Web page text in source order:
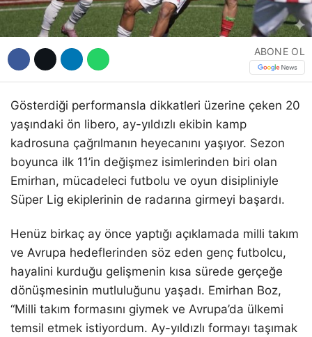
ABONE OL
Gösterdiği performansla dikkatleri üzerine çeken 20
yaşındaki ön libero, ay-yıldızlı ekibin kamp
kadrosuna çağrılmanın heyecanını yaşıyor. Sezon
boyunca ilk 11’in değişmez isimlerinden biri olan
Emirhan, mücadeleci futbolu ve oyun disipliniyle
Süper Lig ekiplerinin de radarına girmeyi başardı.
Henüz birkaç ay önce yaptığı açıklamada milli takım
ve Avrupa hedeflerinden söz eden genç futbolcu,
hayalini kurduğu gelişmenin kısa sürede gerçeğe
dönüşmesinin mutluluğunu yaşadı. Emirhan Boz,
“Milli takım formasını giymek ve Avrupa’da ülkemi
temsil etmek istiyordum. Ay-yıldızlı formayı taşımak